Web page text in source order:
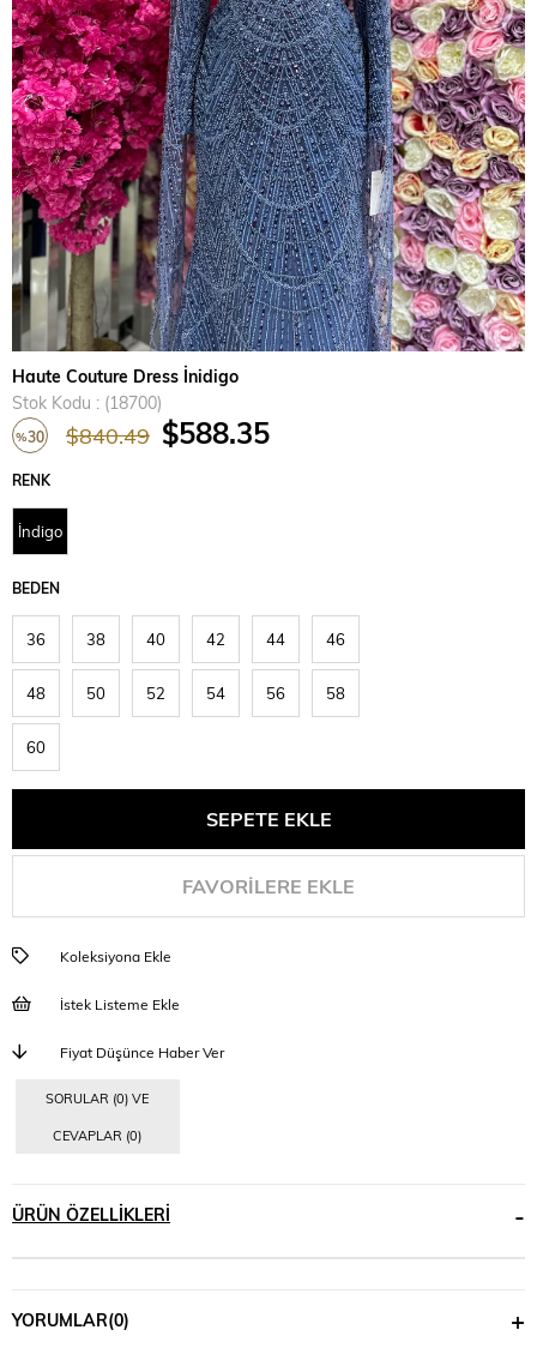
Haute Couture Dress İnidigo
Stok Kodu
(18700)
%30
İndirim
$840.49 $588.35
RENK
İndigo
BEDEN
36 38 40 42 44 46
48 50 52 54 56 58
60
FAVORILERE EKLE
Koleksiyona Ekle
İstek Listeme Ekle
Fiyat Düşünce Haber Ver
SORULAR (0) VE
CEVAPLAR (0)
ÜRÜN ÖZELLIKLERI
YORUMLAR(0)